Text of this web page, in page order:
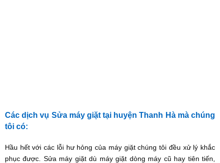
Các dịch vụ Sửa máy giặt tại huyện Thanh Hà mà chúng
tôi có:
Hầu hết với các lỗi hư hỏng của máy giặt chúng tôi đều xử lý khắc
phục được. Sửa máy giặt dù máy giặt dòng máy cũ hay tiên tiến,